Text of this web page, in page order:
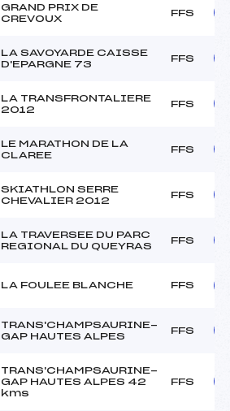
GRAND PRIX DE
CREVOUX
FFS
LA SAVOYARDE CAISSE
D'EPARGNE 73
FFS
LA TRANSFRONTALIERE
2012
FFS
LE MARATHON DE LA
CLAREE
FFS
SKIATHLON SERRE
CHEVALIER 2012
FFS
LA TRAVERSEE DU PARC
REGIONAL DU QUEYRAS
FFS
LA FOULEE BLANCHE FFS
TRANS'CHAMPSAURINE-
GAP HAUTES ALPES
FFS
TRANS'CHAMPSAURINE-
GAP HAUTES ALPES 42
kms
FFS